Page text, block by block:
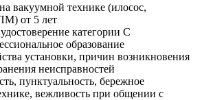
вакуумной технике (илосос,
от 5 лет
категории C
образование
установки, причин возникновения
неисправностей
пунктуальность, бережное
вежливость при общении с